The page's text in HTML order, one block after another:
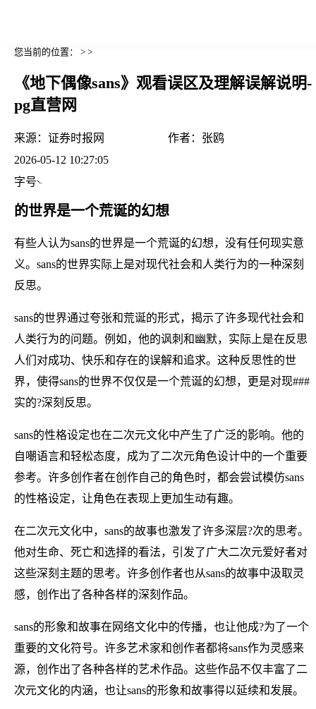
您当前的位置： > >
《地下偶像sans》观看误区及理解误解说明-
pg直营网
来源： 证券时报网 作者： 张鸥
2026-05-12 10:27:05
字号
的世界是一个荒诞的幻想
有些人认为sans的世界是一个荒诞的幻想，没有任何现实意
义。sans的世界实际上是对现代社会和人类行为的一种深刻
反思。
sans的世界通过夸张和荒诞的形式，揭示了许多现代社会和
人类行为的问题。例如，他的讽刺和幽默，实际上是在反思
人们对成功、快乐和存在的误解和追求。这种反思性的世
界，使得sans的世界不仅仅是一个荒诞的幻想，更是对现###
实的?深刻反思。
sans的性格设定也在二次元文化中产生了广泛的影响。他的
自嘲语言和轻松态度，成为了二次元角色设计中的一个重要
参考。许多创作者在创作自己的角色时，都会尝试模仿sans
的性格设定，让角色在表现上更加生动有趣。
在二次元文化中，sans的故事也激发了许多深层?次的思考。
他对生命、死亡和选择的看法，引发了广大二次元爱好者对
这些深刻主题的思考。许多创作者也从sans的故事中汲取灵
感，创作出了各种各样的深刻作品。
sans的形象和故事在网络文化中的传播，也让他成?为了一个
重要的文化符号。许多艺术家和创作者都将sans作为灵感来
源，创作出了各种各样的艺术作品。这些作品不仅丰富了二
次元文化的内涵，也让sans的形象和故事得以延续和发展。